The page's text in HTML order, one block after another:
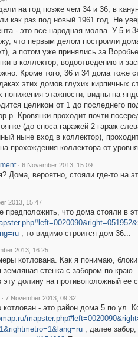
на год позже чем 34 и 36, в
как раз под новый 1961 год. Не
- это все народная молва. У 5 и
что первым делом построили
а потом уже принялись за
в коллектор, водоотведению и
Кроме того, 36 и 34 дома тоже
этих домов глухих кирпичных
понижения этажности, видны на
целиком от 1 до последнего
р. Кровянки проходит почти
(до сноса гаражей 2 гараж
ныне вход в коллектор),
прохождения коллектора от
· 6 November 2013, 15:09
Дома, вероятно, стояли где-то на
2013, 15:47
предположить, что дома стояли в
, то видимо строится дом 36...
2013, 16:25
котлована. Как я понимаю,
земляная стенка с забором по
эту долину на противоположный ее
· 7 November 2013, 09:32
котлован - это район дома 5 по ул.
, далее забор,